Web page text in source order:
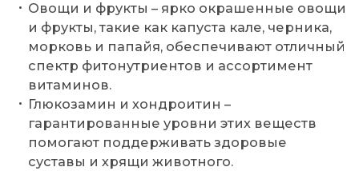
Овощи и фрукты – ярко окрашенные овощи
и фрукты, такие как капуста кале, черника,
морковь и папайя, обеспечивают отличный
спектр фитонутриентов и ассортимент
витаминов.
Глюкозамин и хондроитин –
гарантированные уровни этих веществ
помогают поддерживать здоровые
суставы и хрящи животного.